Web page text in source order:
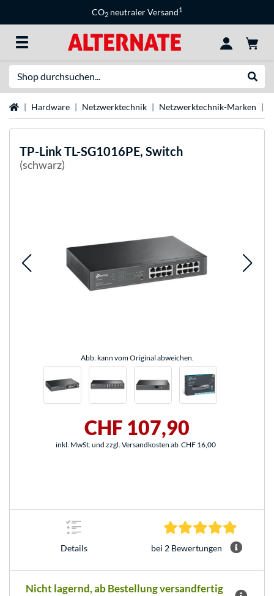
CO2 neutraler Versand1
StartseiteHardware Netzwerktechnik Netzwerktechnik-Marken
TP-LinkTL-SG1016PE, Switch
(schwarz)
Abb. kann vom Original abweichen.
CHF 107,90
inkl. MwSt. und zzgl. Versandkosten ab CHF 16,00
Details bei 2 Bewertungen
Nicht lagernd, ab Bestellung versandfertig